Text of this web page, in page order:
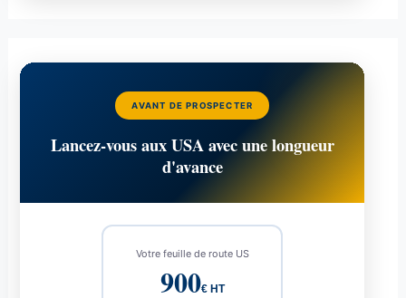
AVANT DE PROSPECTER
Lancez-vous aux USA avec une longueur
d'avance
Votre feuille de route US
900€ HT